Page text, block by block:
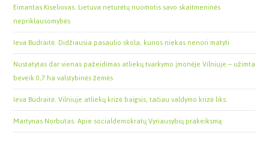
Eimantas Kiseliovas. Lietuva neturėtų nuomotis savo skaitmeninės
nepriklausomybės
Ieva Budraitė. Didžiausia pasaulio skola, kurios niekas nenori matyti
Nustatytas dar vienas pažeidimas atliekų tvarkymo įmonėje Vilniuje – užimta
beveik 0,7 ha valstybinės žemės
Ieva Budraitė. Vilniuje atliekų krizė baigsis, tačiau valdymo krizė liks.
Martynas Norbutas. Apie socialdemokratų Vyriausybių prakeiksmą